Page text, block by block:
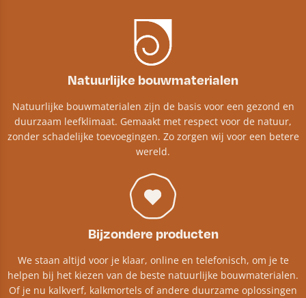
Natuurlijke bouwmaterialen
Natuurlijke bouwmaterialen zijn de basis voor een gezond en
duurzaam leefklimaat. Gemaakt met respect voor de natuur,
zonder schadelijke toevoegingen. Zo zorgen wij voor een betere
wereld.
Bijzondere producten
We staan altijd voor je klaar, online en telefonisch, om je te
helpen bij het kiezen van de beste natuurlijke bouwmaterialen.
Of je nu kalkverf, kalkmortels of andere duurzame oplossingen